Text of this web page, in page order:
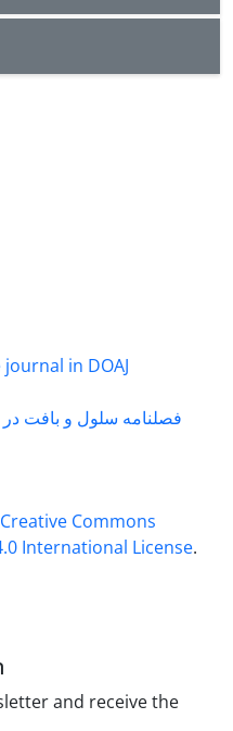
in DOAJ
فصلنامه سلول و بافت در ارزیابی سال
Creative Commons
International License.
and receive the